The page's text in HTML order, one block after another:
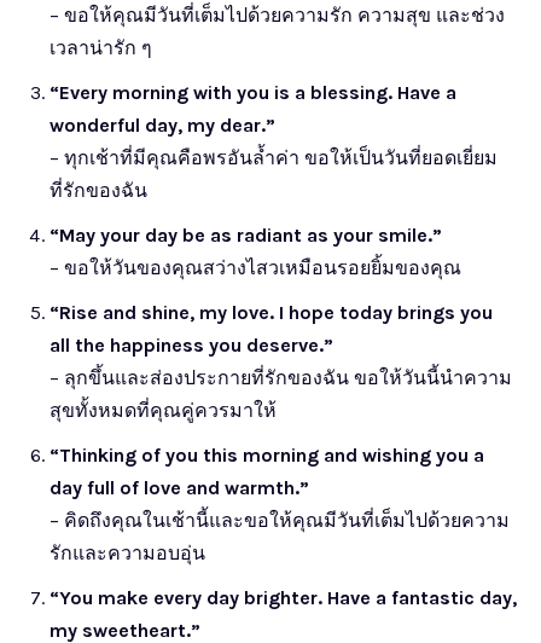
– ขอให้คุณมีวันที่เต็มไปด้วยความรัก ความสุข และช่วง
เวลาน่ารัก ๆ
“Every morning with you is a blessing. Have a
wonderful day, my dear.”
– ทุกเช้าที่มีคุณคือพรอันล้ำค่า ขอให้เป็นวันที่ยอดเยี่ยม
ที่รักของฉัน
“May your day be as radiant as your smile.”
– ขอให้วันของคุณสว่างไสวเหมือนรอยยิ้มของคุณ
“Rise and shine, my love. I hope today brings you
all the happiness you deserve.”
– ลุกขึ้นและส่องประกายที่รักของฉัน ขอให้วันนี้นำความ
สุขทั้งหมดที่คุณคู่ควรมาให้
“Thinking of you this morning and wishing you a
day full of love and warmth.”
– คิดถึงคุณในเช้านี้และขอให้คุณมีวันที่เต็มไปด้วยความ
รักและความอบอุ่น
“You make every day brighter. Have a fantastic day,
my sweetheart.”